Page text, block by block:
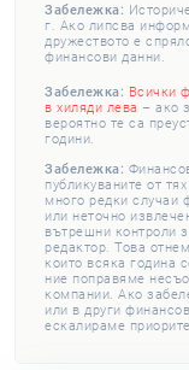
Забележка:
г. Ако липсва
дружеството е
финансови данни.
Забележка: Всички
в хиляди лева – ако
вероятно те са
години.
Забележка:
публикуваните от
много редки случаи
или неточно
вътрешни контроли
редактор. Това
които всяка година
ние поправяме
компании. Ако
или в други
ескалираме